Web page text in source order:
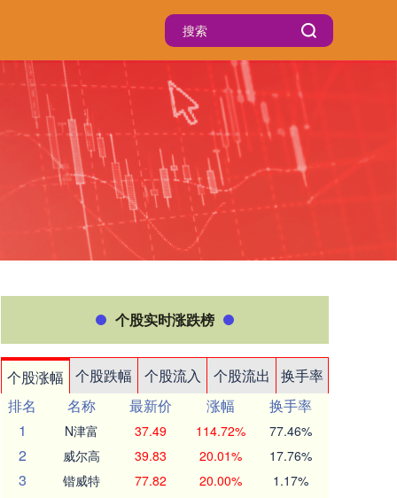
个股实时涨跌榜
个股涨幅 个股跌幅 个股流入 个股流出
换手率
排名
名称 最新价 涨幅
换手率
1
N津富 37.49 114.72% 77.46%
2 威尔高 39.83 20.01% 17.76%
3 锴威特 77.82 20.00% 1.17%